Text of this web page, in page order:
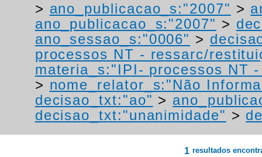
> ano_publicacao_s:"2007" >
ano_publicacao_s:"2007" >
ano_sessao_s:"0006" >
processos NT - ressarc/
materia_s:"IPI- processos NT
> nome_relator_s:"Não
decisao_txt:"ao" >
decisao_txt:"unanimidade" >
1 resultados